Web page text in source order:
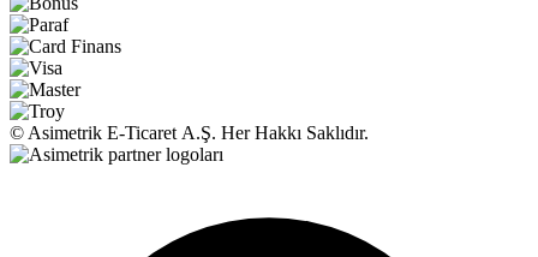
© Asimetrik E‑Ticaret A.Ş. Her Hakkı Saklıdır.